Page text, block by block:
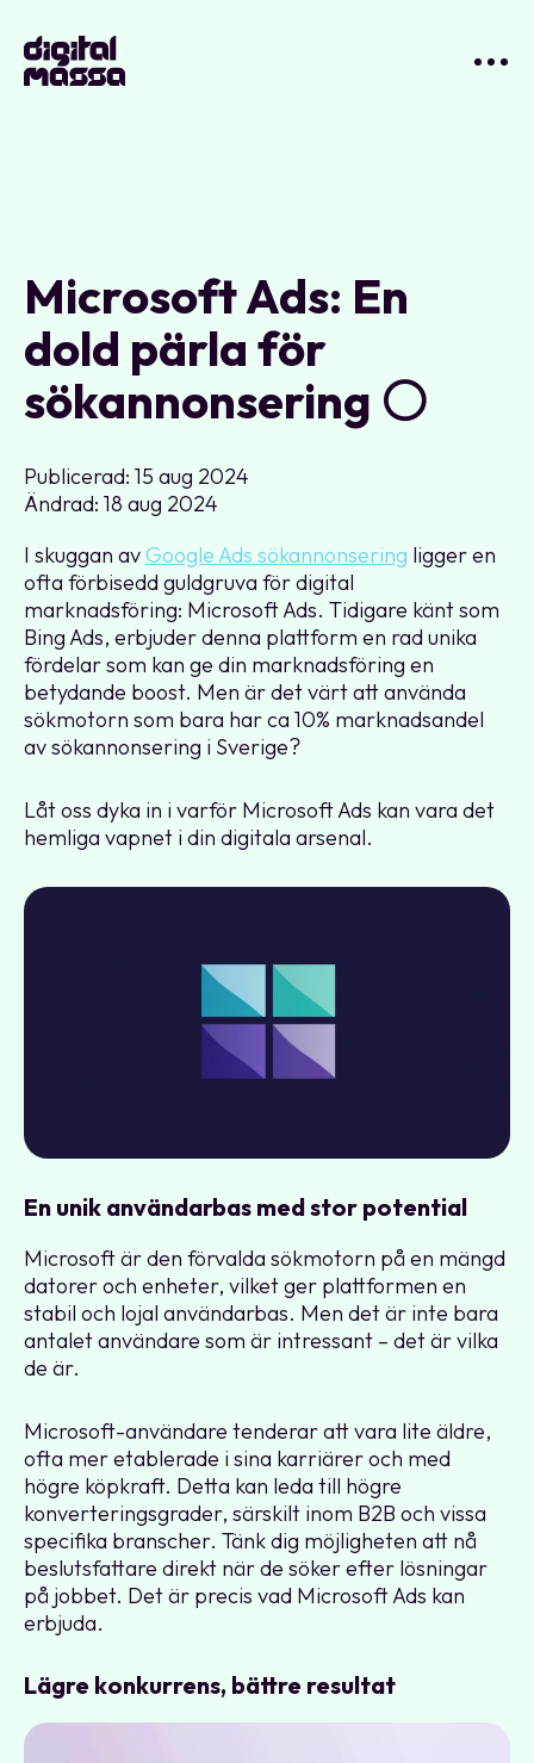
Microsoft Ads: En
dold pärla för
sökannonsering ⚪️
Publicerad: 15 aug 2024
Ändrad: 18 aug 2024
I skuggan avGoogle Ads sökannonsering ligger en
ofta förbisedd guldgruva för digital
marknadsföring: Microsoft Ads. Tidigare känt som
Bing Ads, erbjuder denna plattform en rad unika
fördelar som kan ge din marknadsföring en
betydande boost. Men är det värt att använda
sökmotorn som bara har ca 10% marknadsandel
av sökannonsering i Sverige?
Låt oss dyka in i varför Microsoft Ads kan vara det
hemliga vapnet i din digitala arsenal.
En unik användarbas med stor potential
Microsoft är den förvalda sökmotorn på en mängd
datorer och enheter, vilket ger plattformen en
stabil och lojal användarbas. Men det är inte bara
antalet användare som är intressant – det är vilka
de är.
Microsoft-användare tenderar att vara lite äldre,
ofta mer etablerade i sina karriärer och med
högre köpkraft. Detta kan leda till högre
konverteringsgrader, särskilt inom B2B och vissa
specifika branscher. Tänk dig möjligheten att nå
beslutsfattare direkt när de söker efter lösningar
på jobbet. Det är precis vad Microsoft Ads kan
erbjuda.
Lägre konkurrens, bättre resultat